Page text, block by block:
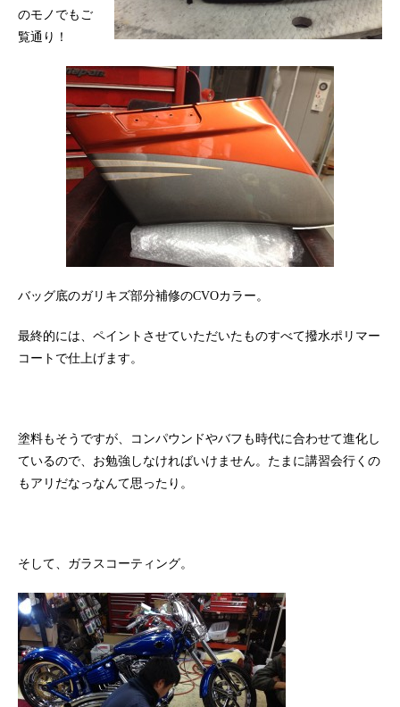
のモノでもご
覧通り！
バッグ底のガリキズ部分補修のCVOカラー。
最終的には、ペイントさせていただいたものすべて撥水ポリマー
コートで仕上げます。
塗料もそうですが、コンパウンドやバフも時代に合わせて進化し
ているので、お勉強しなければいけません。たまに講習会行くの
もアリだなっなんて思ったり。
そして、ガラスコーティング。